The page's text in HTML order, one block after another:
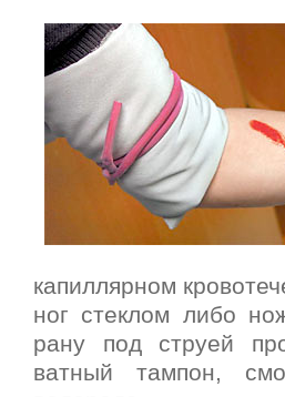
РЕВМАТОЛОГИЯ И НЕФРОЛОГИЯ
ХИРУРГИЯ
ЭКСТРЕННАЯ
капиллярном
ног стеклом либо
рану под струей
ватный тампон,